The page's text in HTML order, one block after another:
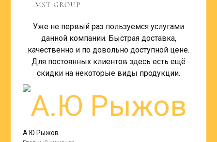
Уже не первый раз пользуемся услугами
данной компании. Быстрая доставка,
качественно и по довольно доступной цене.
Для постоянных клиентов здесь есть ещё
скидки на некоторые виды продукции.
А.Ю Рыжов